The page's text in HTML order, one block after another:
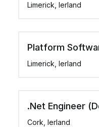
Limerick, Ierland
Platform
Limerick, Ierland
.Net Engineer
Cork, Ierland